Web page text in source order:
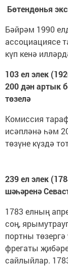
Бөтендөнья
Бәйрәм 1990
ассоциациясе
күп кенә
103 ел элек
200 дән артык
төзелә
Комиссия
исәпләнә һәм
төзүне күздә
239 ел элек
шәһәренә
1783 елның
соң,
портны
фрегаты
сайлыйлар.